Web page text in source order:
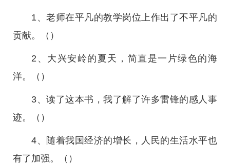
1、老师在平凡的教学岗位上作出了不平凡的
贡献。（）
2、大兴安岭的夏天，简直是一片绿色的海
洋。（）
3、读了这本书，我了解了许多雷锋的感人事
迹。（）
4、随着我国经济的增长，人民的生活水平也
有了加强。（）